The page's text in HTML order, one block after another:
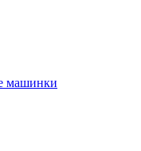
машинки